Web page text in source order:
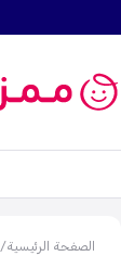
الصفحة الرئيسية/